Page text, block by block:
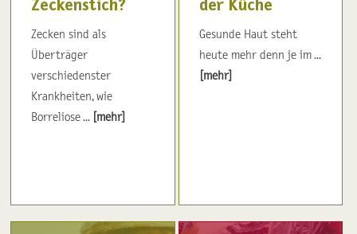
Zeckenstich?
Zecken sind als
Überträger
verschiedenster
Krankheiten, wie
Borreliose ... [mehr]
der Küche
Gesunde Haut steht
heute mehr denn je im ...
[mehr]